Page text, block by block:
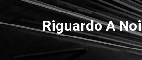
Riguardo A Noi